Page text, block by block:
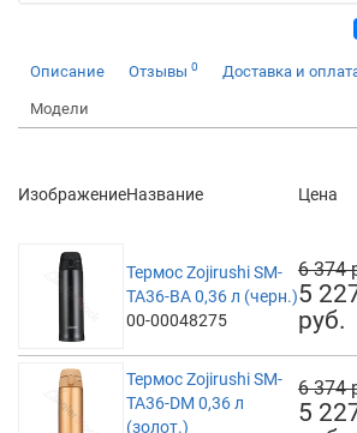
Описание Отзывы 0 Доставка и
Модели
ИзображениеНазвание Цена
Термос Zojirushi SM-
TA36-BA 0,36 л (черн.)
00-00048275
6 374
5
руб.
Термос Zojirushi SM-
TA36-DM 0,36 л
(золот.)
6 374
5